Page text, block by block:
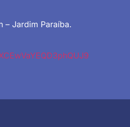
– Jardim Paraíba.